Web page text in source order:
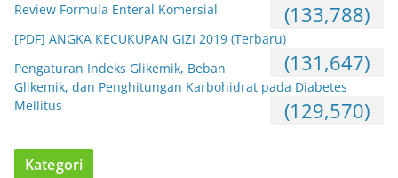
Review Formula Enteral Komersial (133,788)
[PDF] ANGKA KECUKUPAN GIZI 2019 (Terbaru)
(131,647)
Pengaturan Indeks Glikemik, Beban
Glikemik, dan Penghitungan Karbohidrat pada Diabetes
Mellitus
(129,570)
Kategori